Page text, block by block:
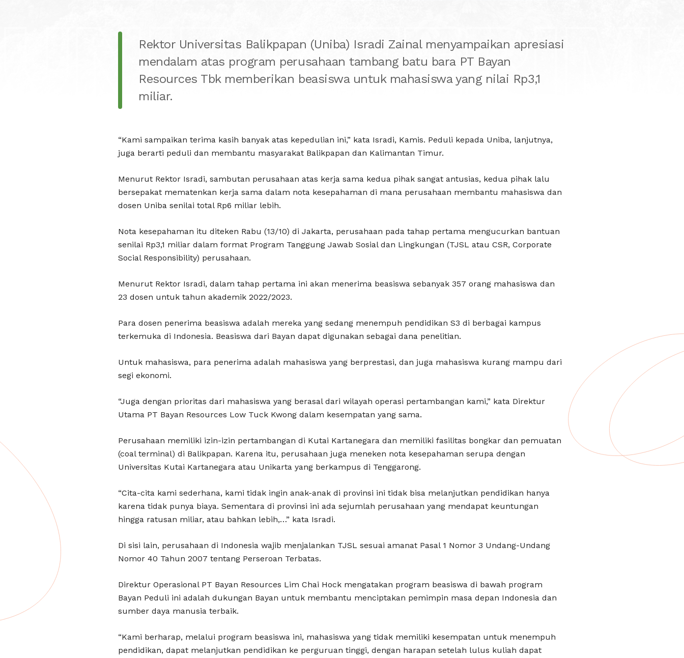
UNIBA
Rektor Universitas Balikpapan (Uniba) Isradi Zainal menyampaikan apresiasi
mendalam atas program perusahaan tambang batu bara PT Bayan
Resources Tbk memberikan beasiswa untuk mahasiswa yang nilai Rp3,1
miliar.
“Kami sampaikan terima kasih banyak atas kepedulian ini,” kata Isradi, Kamis. Peduli kepada Uniba, lanjutnya,
juga berarti peduli dan membantu masyarakat Balikpapan dan Kalimantan Timur.
Menurut Rektor Isradi, sambutan perusahaan atas kerja sama kedua pihak sangat antusias, kedua pihak lalu
bersepakat mematenkan kerja sama dalam nota kesepahaman di mana perusahaan membantu mahasiswa dan
dosen Uniba senilai total Rp6 miliar lebih.
Nota kesepahaman itu diteken Rabu (13/10) di Jakarta, perusahaan pada tahap pertama mengucurkan bantuan
senilai Rp3,1 miliar dalam format Program Tanggung Jawab Sosial dan Lingkungan (TJSL atau CSR, Corporate
Social Responsibility) perusahaan.
Menurut Rektor Isradi, dalam tahap pertama ini akan menerima beasiswa sebanyak 357 orang mahasiswa dan
23 dosen untuk tahun akademik 2022/2023.
Para dosen penerima beasiswa adalah mereka yang sedang menempuh pendidikan S3 di berbagai kampus
terkemuka di Indonesia. Beasiswa dari Bayan dapat digunakan sebagai dana penelitian.
Untuk mahasiswa, para penerima adalah mahasiswa yang berprestasi, dan juga mahasiswa kurang mampu dari
segi ekonomi.
“Juga dengan prioritas dari mahasiswa yang berasal dari wilayah operasi pertambangan kami,” kata Direktur
Utama PT Bayan Resources Low Tuck Kwong dalam kesempatan yang sama.
Perusahaan memiliki izin-izin pertambangan di Kutai Kartanegara dan memiliki fasilitas bongkar dan pemuatan
(coal terminal) di Balikpapan. Karena itu, perusahaan juga meneken nota kesepahaman serupa dengan
Universitas Kutai Kartanegara atau Unikarta yang berkampus di Tenggarong.
“Cita-cita kami sederhana, kami tidak ingin anak-anak di provinsi ini tidak bisa melanjutkan pendidikan hanya
karena tidak punya biaya. Sementara di provinsi ini ada sejumlah perusahaan yang mendapat keuntungan
hingga ratusan miliar, atau bahkan lebih,…” kata Isradi.
Di sisi lain, perusahaan di Indonesia wajib menjalankan TJSL sesuai amanat Pasal 1 Nomor 3 Undang-Undang
Nomor 40 Tahun 2007 tentang Perseroan Terbatas.
Direktur Operasional PT Bayan Resources Lim Chai Hock mengatakan program beasiswa di bawah program
Bayan Peduli ini adalah dukungan Bayan untuk membantu menciptakan pemimpin masa depan Indonesia dan
sumber daya manusia terbaik.
“Kami berharap, melalui program beasiswa ini, mahasiswa yang tidak memiliki kesempatan untuk menempuh
pendidikan, dapat melanjutkan pendidikan ke perguruan tinggi, dengan harapan setelah lulus kuliah dapat